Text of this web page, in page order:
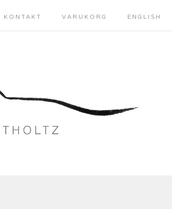
KONTAKT VARUKORG ENGLISH